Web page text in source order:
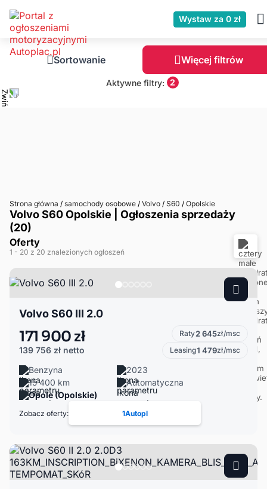
Wystaw za 0 zł
Sortowanie Więcej filtrów
Aktywne filtry: 2
Strona główna / samochody osobowe / Volvo / S60 / Opolskie
Volvo S60 Opolskie | Ogłoszenia sprzedaży
(20)
Oferty
1 - 20 z 20 znalezionych ogłoszeń
Volvo S60 III 2.0
171 900 zł
139 756 zł netto
Raty2 645zł/msc
Leasing1 479zł/msc
Benzyna
2023
15 400 km
Automatyczna
Opole (Opolskie)
Zobacz oferty: 1Autopl